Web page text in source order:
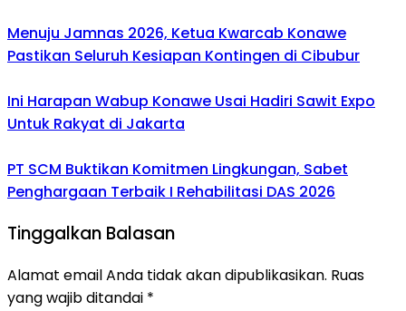
Menuju Jamnas 2026, Ketua Kwarcab Konawe
Pastikan Seluruh Kesiapan Kontingen di Cibubur
Ini Harapan Wabup Konawe Usai Hadiri Sawit Expo
Untuk Rakyat di Jakarta
PT SCM Buktikan Komitmen Lingkungan, Sabet
Penghargaan Terbaik I Rehabilitasi DAS 2026
Tinggalkan Balasan
Alamat email Anda tidak akan dipublikasikan. Ruas
yang wajib ditandai *